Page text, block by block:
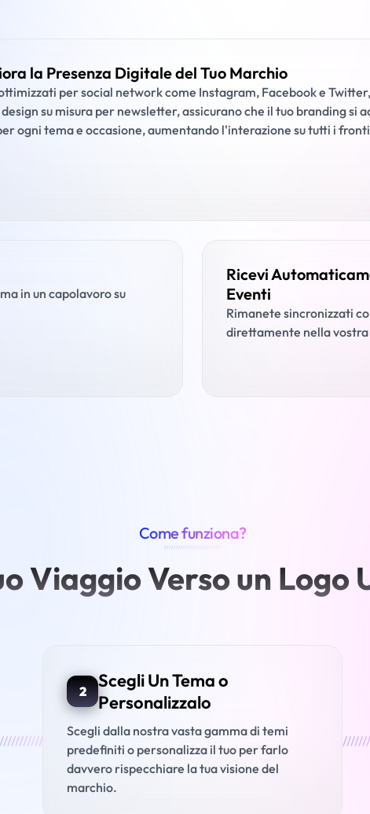
la Presenza Digitale del Tuo Marchio
per social network come Instagram, Facebook e
su misura per newsletter, assicurano che il tuo branding si
ogni tema e occasione, aumentando l'interazione su tutti i
in un capolavoro su
Ricevi
Eventi
Rimanete sincronizzati
direttamente nella vostra
Come funziona?
////////////////////////
Viaggio Verso un Logo
2
Scegli Un Tema o
Personalizzalo
Scegli dalla nostra vasta gamma di temi
predefiniti o personalizza il tuo per farlo
davvero rispecchiare la tua visione del
marchio.